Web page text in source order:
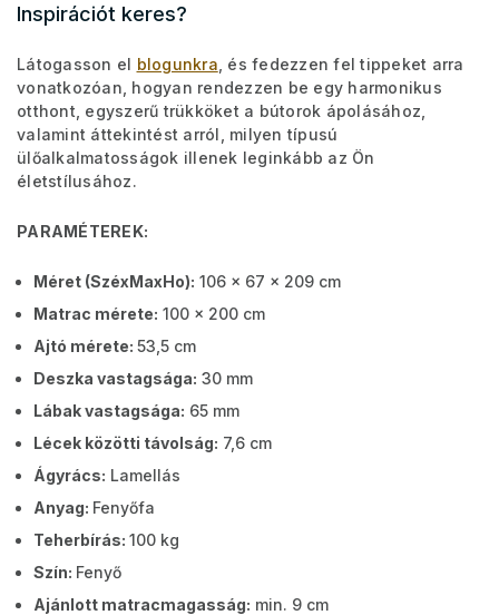
Inspirációt keres?
Látogasson el blogunkra , és fedezzen fel tippeket arra
vonatkozóan, hogyan rendezzen be egy harmonikus
otthont, egyszerű trükköket a bútorok ápolásához,
valamint áttekintést arról, milyen típusú
ülőalkalmatosságok illenek leginkább az Ön
életstílusához.
PARAMÉTEREK:
Méret (SzéxMaxHo): 106 x 67 x 209 cm
Matrac mérete: 100 x 200 cm
Ajtó mérete: 53,5 cm
Deszka vastagsága: 30 mm
Lábak vastagsága: 65 mm
Lécek közötti távolság: 7,6 cm
Ágyrács: Lamellás
Anyag: Fenyőfa
Teherbírás: 100 kg
Szín: Fenyő
Ajánlott matracmagasság: min. 9 cm